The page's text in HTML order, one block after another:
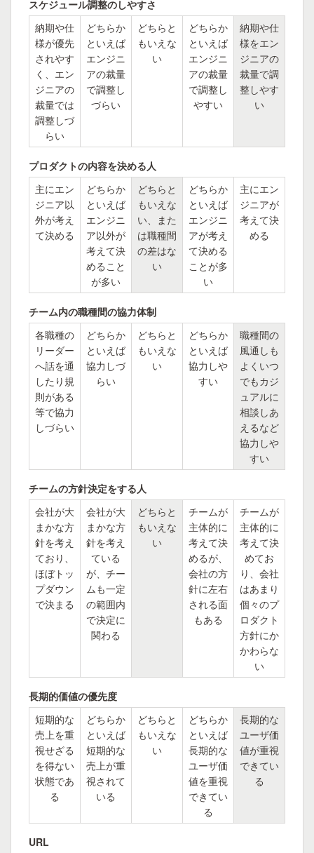
スケジュール調整のしやすさ
納期や仕
様が優先
されやす
く、エン
ジニアの
裁量では
調整しづ
らい
どちらか
といえば
エンジニ
アの裁量
で調整し
づらい
どちらと
もいえな
い
どちらか
といえば
エンジニ
アの裁量
で調整し
やすい
納期や仕
様をエン
ジニアの
裁量で調
整しやす
い
プロダクトの内容を決める人
主にエン
ジニア以
外が考え
て決める
どちらか
といえば
エンジニ
ア以外が
考えて決
めること
が多い
どちらと
もいえな
い、また
は職種間
の差はな
い
どちらか
といえば
エンジニ
アが考え
て決める
ことが多
い
主にエン
ジニアが
考えて決
める
チーム内の職種間の協力体制
各職種の
リーダー
へ話を通
したり規
則がある
等で協力
しづらい
どちらか
といえば
協力しづ
らい
どちらと
もいえな
い
どちらか
といえば
協力しや
すい
職種間の
風通しも
よくいつ
でもカジ
ュアルに
相談しあ
えるなど
協力しや
すい
チームの方針決定をする人
会社が大
まかな方
針を考え
ており、
ほぼトッ
プダウン
で決まる
会社が大
まかな方
針を考え
ている
が、チー
ムも一定
の範囲内
で決定に
関わる
どちらと
もいえな
い
チームが
主体的に
考えて決
めるが、
会社の方
針に左右
される面
もある
チームが
主体的に
考えて決
めてお
り、会社
はあまり
個々のプ
ロダクト
方針にか
かわらな
い
長期的価値の優先度
短期的な
売上を重
視せざる
を得ない
状態であ
る
どちらか
といえば
短期的な
売上が重
視されて
いる
どちらと
もいえな
い
どちらか
といえば
長期的な
ユーザ価
値を重視
できてい
る
長期的な
ユーザ価
値が重視
できてい
る
URL